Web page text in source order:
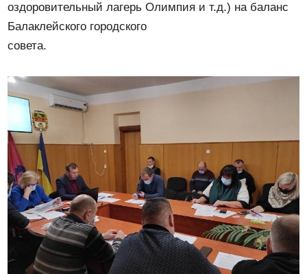
оздоровительный лагерь Олимпия и т.д.) на баланс
Балаклейского городского
совета.